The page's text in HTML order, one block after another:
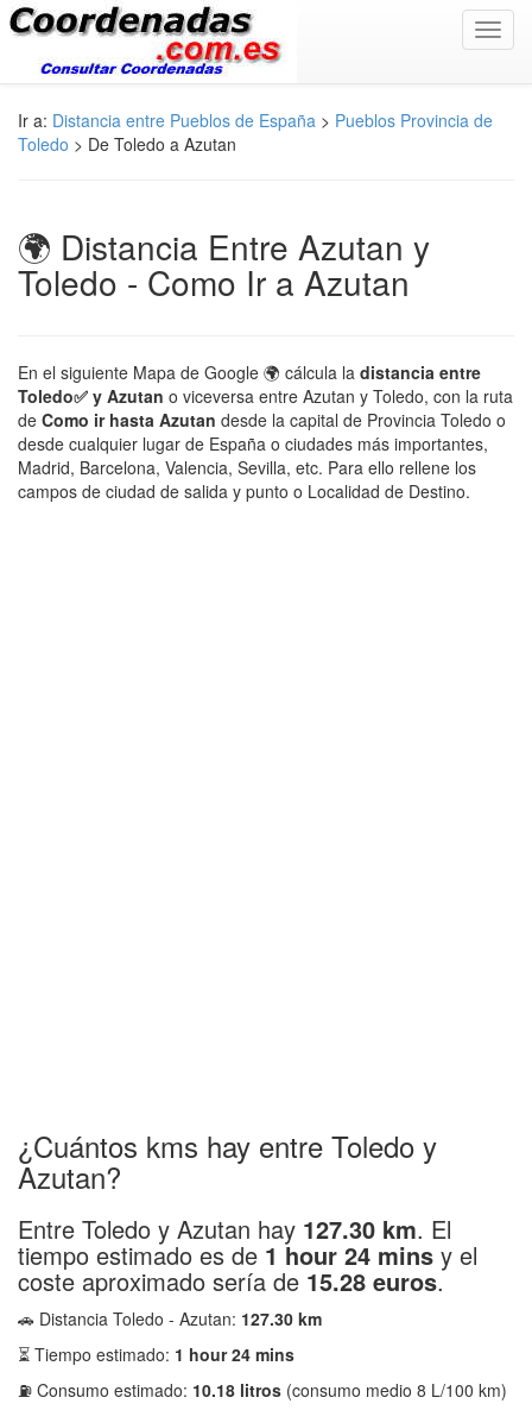
Ir a: Distancia entre Pueblos de España > Pueblos Provincia de
Toledo > De Toledo a Azutan
🌍 Distancia Entre Azutan y
Toledo - Como Ir a Azutan
En el siguiente Mapa de Google 🌍 cálcula la distancia entre
Toledo✅ y Azutan o viceversa entre Azutan y Toledo, con la ruta
de Como ir hasta Azutan desde la capital de Provincia Toledo o
desde cualquier lugar de España o ciudades más importantes,
Madrid, Barcelona, Valencia, Sevilla, etc. Para ello rellene los
campos de ciudad de salida y punto o Localidad de Destino.
¿Cuántos kms hay entre Toledo y
Azutan?
Entre Toledo y Azutan hay 127.30 km. El
tiempo estimado es de 1 hour 24 mins y el
coste aproximado sería de 15.28 euros.
🚗 Distancia Toledo - Azutan: 127.30 km
⏳ Tiempo estimado: 1 hour 24 mins
⛽ Consumo estimado: 10.18 litros (consumo medio 8 L/100 km)